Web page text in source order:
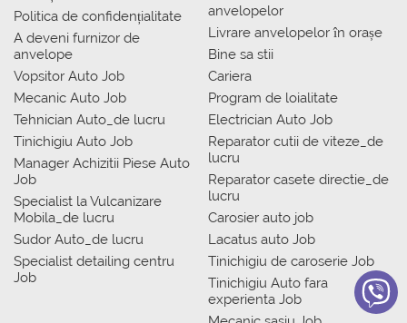
Politica de confidențialitate
A deveni furnizor de
anvelope
Vopsitor Auto Job
Mecanic Auto Job
Tehnician Auto_de lucru
Tinichigiu Auto Job
Manager Achizitii Piese Auto
Job
Specialist la Vulcanizare
Mobila_de lucru
Sudor Auto_de lucru
Specialist detailing centru
Job
anvelopelor
Livrare anvelopelor în orașe
Bine sa stii
Cariera
Program de loialitate
Electrician Auto Job
Reparator cutii de viteze_de
lucru
Reparator casete directie_de
lucru
Carosier auto job
Lacatus auto Job
Tinichigiu de caroserie Job
Tinichigiu Auto fara
experienta Job